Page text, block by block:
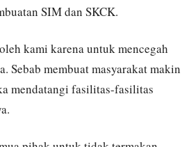
SIM dan SKCK.
kami karena untuk mencegah
Sebab membuat masyarakat makin
mendatangi fasilitas-fasilitas